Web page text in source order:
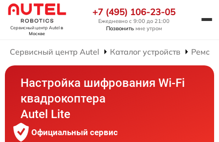
Сервисный центр Autelв
Москве
+7 (495) 106-23-05
Ежедневно с 9:00 до 21:00
Позвонить мне утром
Сервисный центр Autel Каталог устройств
Настройка шифрования Wi-Fi
квадрокоптера
Autel Lite
Официальный сервис